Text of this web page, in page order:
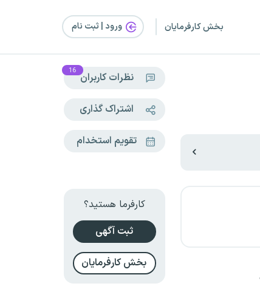
بخش کارفرمایان ورود | ثبت‌ نام
نظرات کاربران 16
اشتراک گذاری
تقویم استخدام
کارفرما هستید؟
ثبت آگهی
بخش کارفرمایان